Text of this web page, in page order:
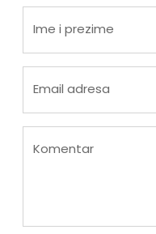
Ime i prezime
Email adresa
Komentar